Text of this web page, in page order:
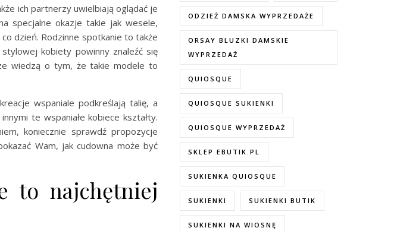
ich partnerzy uwielbiają oglądać je
specjalne okazje takie jak wesele,
dzień. Rodzinne spotkanie to także
kobiety powinny znaleźć się
wiedzą o tym, że takie modele to
wspaniale podkreślają talię, a
te wspaniałe kobiece kształty.
koniecznie sprawdź propozycje
Wam, jak cudowna może być
to najchętniej
ODZIEŻ DAMSKA WYPRZEDAŻE
ORSAY BLUZKI DAMSKIE
WYPRZEDAŻ
QUIOSQUE
QUIOSQUE SUKIENKI
QUIOSQUE WYPRZEDAŻ
SKLEP EBUTIK.PL
SUKIENKA QUIOSQUE
SUKIENKI SUKIENKI BUTIK
SUKIENKI NA WIOSNĘ